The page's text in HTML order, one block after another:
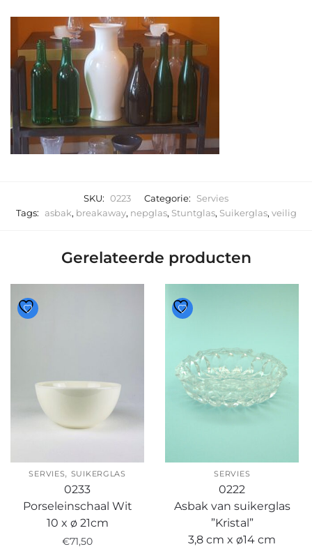
SKU: 0223 Categorie:
Servies
Tags:
asbak, breakaway, nepglas, Stuntglas, Suikerglas, veilig
Gerelateerde producten
SERVIES, SUIKERGLAS
0233
Porseleinschaal Wit
10 x ø 21cm
€71,50
SERVIES
0222
Asbak van suikerglas
”Kristal”
3,8 cm x ø14 cm